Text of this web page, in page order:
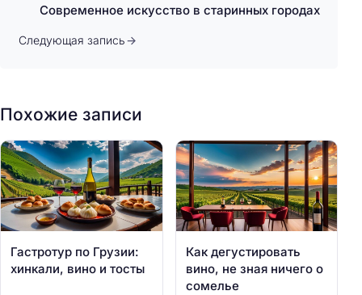
Современное искусство в старинных городах
Следующая запись
Похожие записи
Гастротур по Грузии:
хинкали, вино и тосты
Как дегустировать
вино, не зная ничего о
сомелье